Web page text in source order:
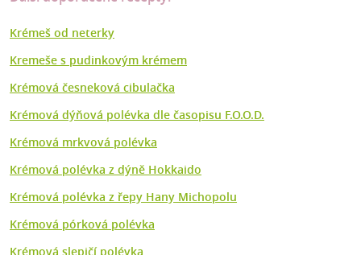
Krémeš od neterky
Kremeše s pudinkovým krémem
Krémová česneková cibulačka
Krémová dýňová polévka dle časopisu F.O.O.D.
Krémová mrkvová polévka
Krémová polévka z dýně Hokkaido
Krémová polévka z řepy Hany Michopolu
Krémová pórková polévka
Krémová slepičí polévka